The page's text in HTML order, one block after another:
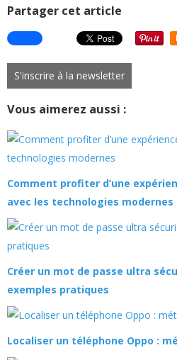
Partager cet article
S'inscrire à la newsletter
Vous aimerez aussi :
Comment profiter d’une
avec les technologies modernes
Créer un mot de passe ultra
exemples pratiques
Localiser un téléphone Oppo :